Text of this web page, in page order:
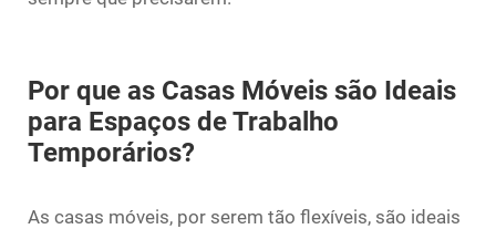
Por que as Casas Móveis são Ideais
para Espaços de Trabalho
Temporários?
As casas móveis, por serem tão flexíveis, são ideais